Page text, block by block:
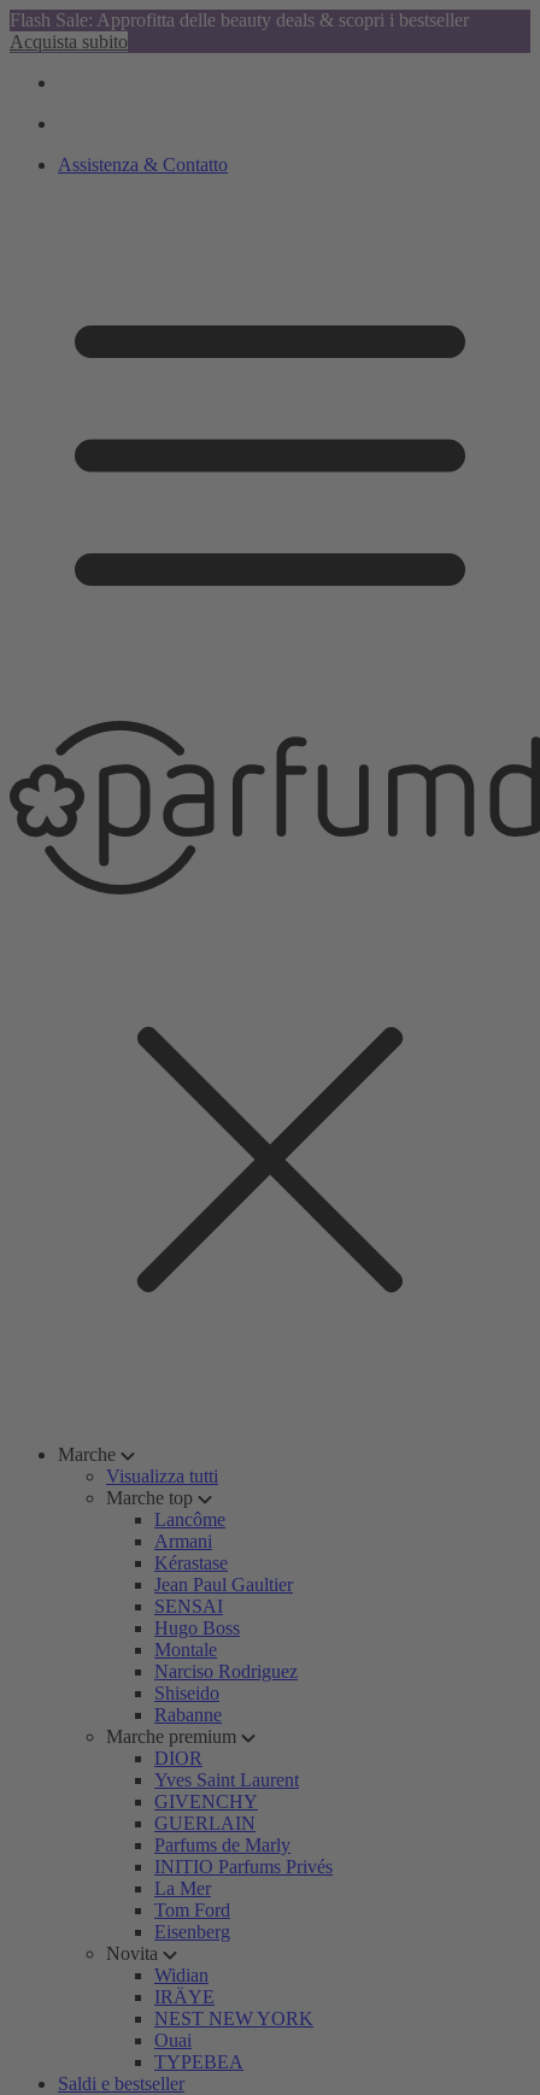
Flash Sale: Approfitta delle beauty deals & scopri i bestseller
Acquista subito
Assistenza & Contatto
Marche
Visualizza tutti
Marche top
Lancôme
Armani
Kérastase
Jean Paul Gaultier
SENSAI
Hugo Boss
Montale
Narciso Rodriguez
Shiseido
Rabanne
Marche premium
DIOR
Yves Saint Laurent
GIVENCHY
GUERLAIN
Parfums de Marly
INITIO Parfums Privés
La Mer
Tom Ford
Eisenberg
Novita
Widian
IRÄYE
NEST NEW YORK
Ouai
TYPEBEA
Saldi e bestseller